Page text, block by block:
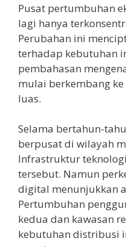
Pusat pertumbuhan
lagi hanya
Perubahan ini
terhadap kebutuhan
pembahasan
mulai berkembang
luas.
Selama bertahun-
berpusat di wilayah
Infrastruktur
tersebut. Namun
digital menunjukkan
Pertumbuhan
kedua dan kawasan
kebutuhan distribusi